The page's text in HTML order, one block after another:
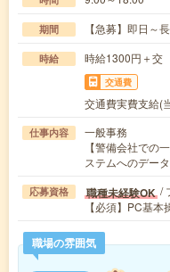
期間 【急募】即日～
時給 時給1300円＋交
交通費
交通費実費支給(
仕事内容
一般事務
【警備会社での
ステムへのデー
応募資格 職種未経験OK /
【必須】PC基
職場の雰囲気